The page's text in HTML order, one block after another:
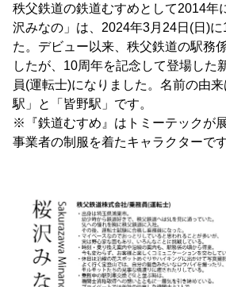
秩父鉄道の鉄道むすめとして2014年
沢みなの」は、2024年3月24日(日)
た。デビュー以来、秩父鉄道の駅務
したが、10周年を記念して登場した
員(運転士)になりました。名前の由
駅」と「皆野駅」です。
※『鉄道むすめ』はトミーテックが
事業者の制服を着たキャラクターです